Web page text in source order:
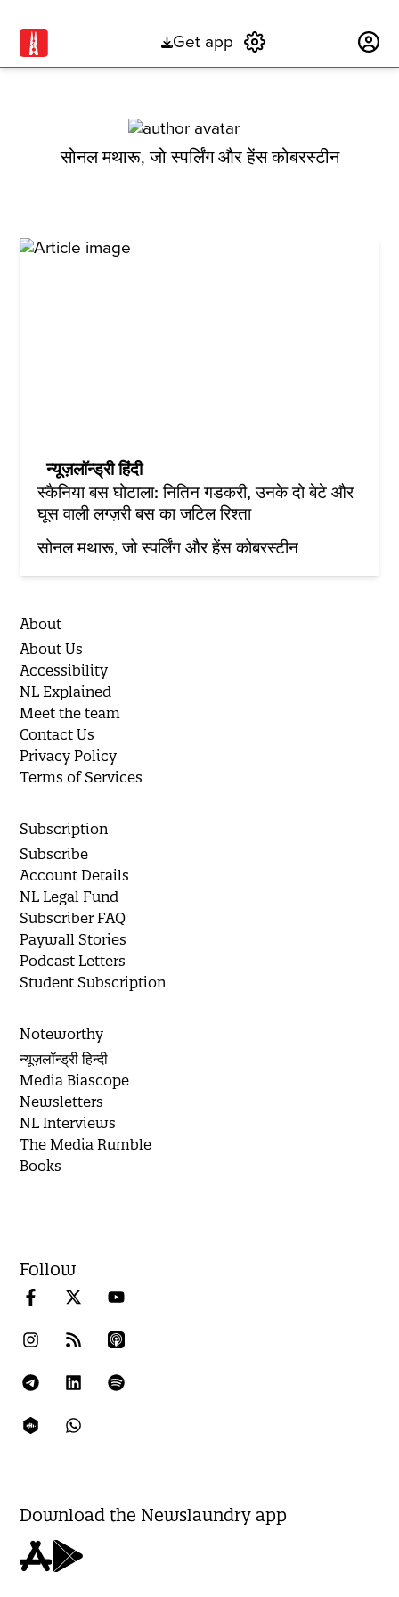
Get app
सोनल मथारू, जो स्पर्लिंग और हेंस कोबरस्टीन
न्यूज़लॉन्ड्री हिंदी
स्कैनिया बस घोटाला: नितिन गडकरी, उनके दो बेटे और
घूस वाली लग्ज़री बस का जटिल रिश्ता
सोनल मथारू, जो स्पर्लिंग और हेंस कोबरस्टीन
About
About Us
Accessibility
NL Explained
Meet the team
Contact Us
Privacy Policy
Terms of Services
Subscription
Subscribe
Account Details
NL Legal Fund
Subscriber FAQ
Paywall Stories
Podcast Letters
Student Subscription
Noteworthy
न्यूज़लॉन्ड्री हिन्दी
Media Biascope
Newsletters
NL Interviews
The Media Rumble
Books
Follow
Download the Newslaundry app